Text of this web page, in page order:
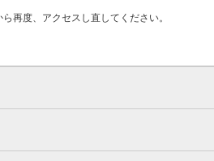
再度、アクセスし直してください。